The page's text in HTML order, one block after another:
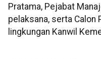
Pratama, Pejabat
pelaksana, serta Calon
lingkungan Kanwil